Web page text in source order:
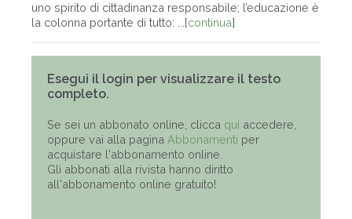
uno spirito di cittadinanza responsabile; l’educazione è
la colonna portante di tutto: ...[continua]
Esegui il login per visualizzare il testo
completo.
Se sei un abbonato online, clicca qui accedere,
oppure vai alla pagina Abbonamenti per
acquistare l'abbonamento online.
Gli abbonati alla rivista hanno diritto
all'abbonamento online gratuito!